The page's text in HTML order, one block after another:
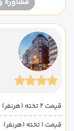
قیمت 2 تخته (هرنفر)
قیمت 1 تخته (هرنفر)